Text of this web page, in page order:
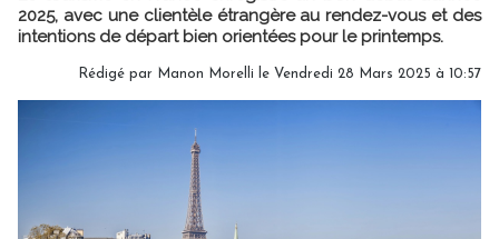
2025, avec une clientèle étrangère au rendez-vous et des
intentions de départ bien orientées pour le printemps.
Rédigé par Manon Morelli le Vendredi 28 Mars 2025 à 10:57